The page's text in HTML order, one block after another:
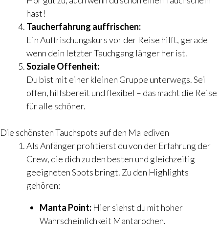
hast!
Taucherfahrung auffrischen:
Ein Auffrischungskurs vor der Reise hilft, gerade
wenn dein letzter Tauchgang länger her ist.
Soziale Offenheit:
Du bist mit einer kleinen Gruppe unterwegs. Sei
offen, hilfsbereit und flexibel – das macht die Reise
für alle schöner.
Die schönsten Tauchspots auf den Malediven
Als Anfänger profitierst du von der Erfahrung der
Crew, die dich zu den besten und gleichzeitig
geeigneten Spots bringt. Zu den Highlights
gehören:
Manta Point: Hier siehst du mit hoher
Wahrscheinlichkeit Mantarochen.